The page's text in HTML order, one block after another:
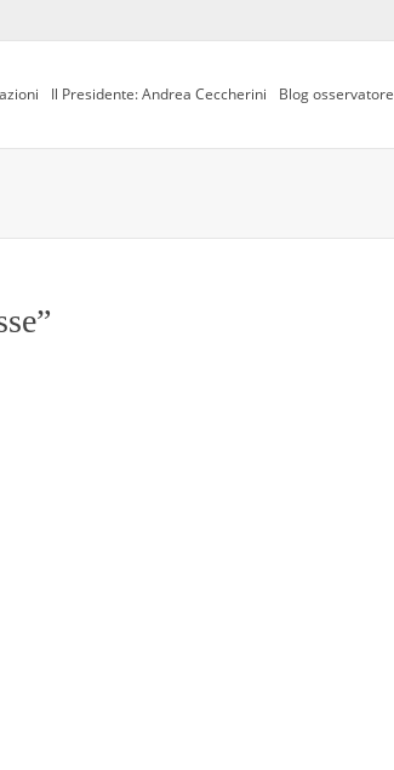
Il Presidente: Andrea Ceccherini Blog osservatore